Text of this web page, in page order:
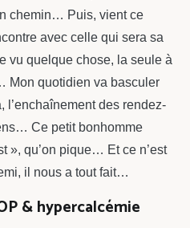
chemin… Puis, vient ce
avec celle qui sera sa
vu quelque chose, la seule à
Mon quotidien va basculer
l’enchaînement des rendez-
Ce petit bonhomme
», qu’on pique… Et ce n’est
il nous a tout fait…
& hypercalcémie